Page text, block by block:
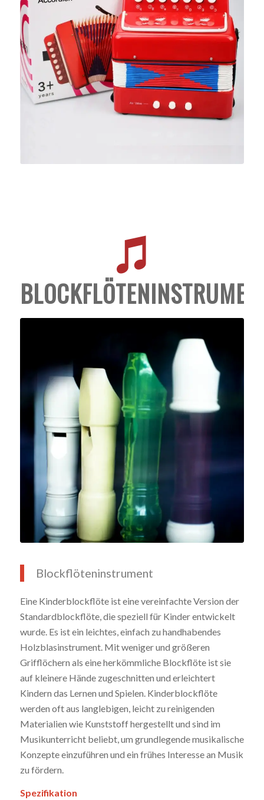
Blockflöteninstrument
Eine Kinderblockflöte ist eine vereinfachte Version der
Standardblockflöte, die speziell für Kinder entwickelt
wurde. Es ist ein leichtes, einfach zu handhabendes
Holzblasinstrument. Mit weniger und größeren
Grifflöchern als eine herkömmliche Blockflöte ist sie
auf kleinere Hände zugeschnitten und erleichtert
Kindern das Lernen und Spielen. Kinderblockflöte
werden oft aus langlebigen, leicht zu reinigenden
Materialien wie Kunststoff hergestellt und sind im
Musikunterricht beliebt, um grundlegende musikalische
Konzepte einzuführen und ein frühes Interesse an Musik
zu fördern.
Spezifikation